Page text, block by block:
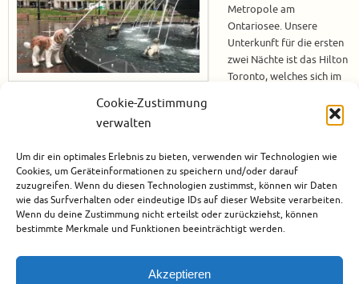
Cookie-Zustimmung
verwalten
Um dir ein optimales Erlebnis zu bieten, verwenden wir Technologien wie
Cookies, um Geräteinformationen zu speichern und/oder darauf
zuzugreifen. Wenn du diesen Technologien zustimmst, können wir Daten
wie das Surfverhalten oder eindeutige IDs auf dieser Website verarbeiten.
Wenn du deine Zustimmung nicht erteilst oder zurückziehst, können
bestimmte Merkmale und Funktionen beeinträchtigt werden.
Akzeptieren
Metropole am
Ontariosee. Unsere
Unterkunft für die ersten
zwei Nächte ist das Hilton
Toronto, welches sich im
und ein sehr guter Ausgangspunkt ist um die Stadt zu erkunden. Hilton
Toronto – Unsere Unterkunft Unser Zimmer befindet sich in der neunten
ein kleines Abenteuer, denn es gibt zwei…
Weiterlesen
August 2, 2018 Kanada ,Nordamerika,Rundreise 0